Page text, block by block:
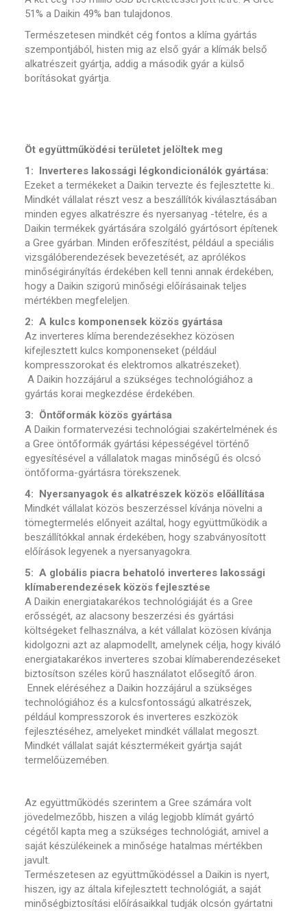
51% a Daikin 49% ban tulajdonos.
Természetesen mindkét cég fontos a klíma gyártás
szempontjából, histen mig az első gyár a klímák belső
alkatrészeit gyártja, addig a második gyár a külső
borításokat gyártja.
Öt együttműködési területet jelöltek meg
1: Inverteres lakossági légkondicionálók gyártása:
Ezeket a termékeket a Daikin tervezte és fejlesztette ki..
Mindkét vállalat részt vesz a beszállítók kiválasztásában
minden egyes alkatrészre és nyersanyag -tételre, és a
Daikin termékek gyártására szolgáló gyártósort építenek
a Gree gyárban. Minden erőfeszítést, például a speciális
vizsgálóberendezések bevezetését, az aprólékos
minőségirányítás érdekében kell tenni annak érdekében,
hogy a Daikin szigorú minőségi előírásainak teljes
mértékben megfeleljen.
2: A kulcs komponensek közös gyártása
Az inverteres klíma berendezésekhez közösen
kifejlesztett kulcs komponenseket (például
kompresszorokat és elektromos alkatrészeket).
A Daikin hozzájárul a szükséges technológiához a
gyártás korai megkezdése érdekében.
3: Öntőformák közös gyártása
A Daikin formatervezési technológiai szakértelmének és
a Gree öntőformák gyártási képességével történő
egyesítésével a vállalatok magas minőségű és olcsó
öntőforma-gyártásra törekszenek.
4: Nyersanyagok és alkatrészek közös előállítása
Mindkét vállalat közös beszerzéssel kívánja növelni a
tömegtermelés előnyeit azáltal, hogy együttműködik a
beszállítókkal annak érdekében, hogy szabványosított
előírások legyenek a nyersanyagokra.
5: A globális piacra behatoló inverteres lakossági
klímaberendezések közös fejlesztése
A Daikin energiatakarékos technológiáját és a Gree
erősségét, az alacsony beszerzési és gyártási
költségeket felhasználva, a két vállalat közösen kívánja
kidolgozni azt az alapmodellt, amelynek célja, hogy kiváló
energiatakarékos inverteres szobai klímaberendezéseket
biztosítson széles körű használatot elősegítő áron.
Ennek eléréséhez a Daikin hozzájárul a szükséges
technológiához és a kulcsfontosságú alkatrészek,
például kompresszorok és inverteres eszközök
fejlesztéséhez, amelyeket mindkét vállalat megoszt.
Mindkét vállalat saját késztermékeit gyártja saját
termelőüzemében.
Az együttműködés szerintem a Gree számára volt
jövedelmezőbb, hiszen a világ legjobb klímát gyártó
cégétől kapta meg a szükséges technológiát, amivel a
saját készülékeinek a minősége hatalmas mértékben
javult.
Természetesen az együttműködéssel a Daikin is nyert,
hiszen, igy az általa kifejlesztett technológiát, a saját
minőségbiztosítási előírásaikkal tudják olcsón gyártatni